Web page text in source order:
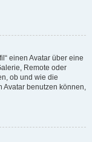
einen Avatar über eine
Remote oder
ob und wie die
Avatar benutzen können,